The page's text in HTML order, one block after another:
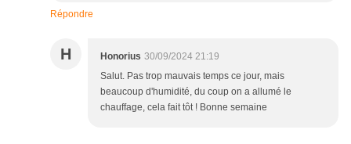
Répondre
H Honorius 30/09/2024 21:19
Salut. Pas trop mauvais temps ce jour, mais
beaucoup d'humidité, du coup on a allumé le
chauffage, cela fait tôt ! Bonne semaine